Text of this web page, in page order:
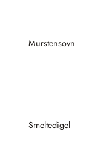
Murstensovn
Smeltedigel